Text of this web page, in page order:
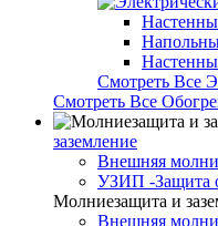
Смотреть Все
Смотреть Все
заземление
Внешняя
УЗИП -Защита
Молниезащита и
Внешняя